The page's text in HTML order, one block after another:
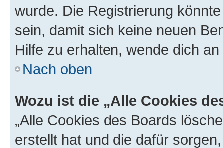
wurde. Die Registrierung
sein, damit sich keine neuen
Hilfe zu erhalten, wende dich
Nach oben
Wozu ist die „Alle Cookies
„Alle Cookies des Boards
erstellt hat und die dafür